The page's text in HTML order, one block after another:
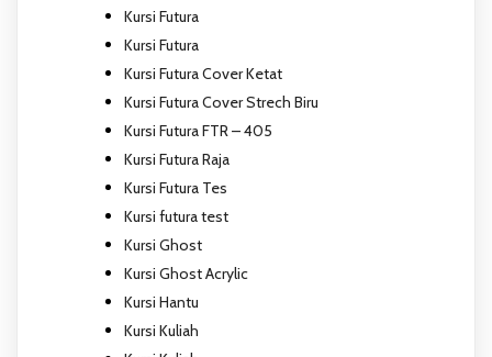
Kursi Futura
Kursi Futura
Kursi Futura Cover Ketat
Kursi Futura Cover Strech Biru
Kursi Futura FTR – 405
Kursi Futura Raja
Kursi Futura Tes
Kursi futura test
Kursi Ghost
Kursi Ghost Acrylic
Kursi Hantu
Kursi Kuliah